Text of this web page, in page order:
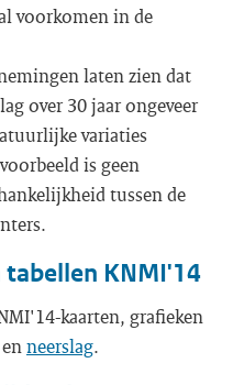
voorkomen in de
laten zien dat
over 30 jaar ongeveer
variaties
is geen
tussen de
tabellen KNMI'14
kaarten, grafieken
neerslag.